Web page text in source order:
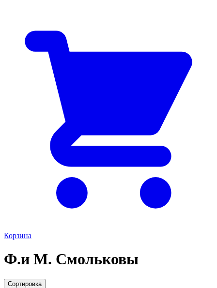
Корзина
Ф.и М. Смольковы
Сортировка